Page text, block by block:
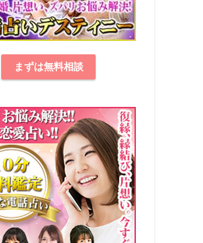
まずは無料相談